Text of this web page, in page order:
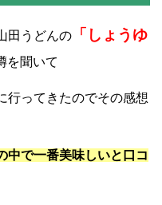
田うどんの
「しょうゆ
を聞いて
行ってきたのでその感想
中で一番美味しいと口コ